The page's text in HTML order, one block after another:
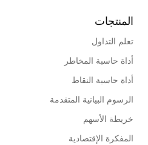
المنتجات
تعلم التداول
أداة حاسبة المخاطر
أداة حاسبة النقاط
الرسوم البيانية المتقدمة
خريطة الأسهم
المفكرة الإقتصادية